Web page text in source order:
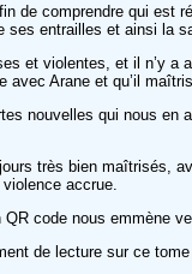
de comprendre qui est
ses entrailles et ainsi la
et violentes, et il n’y
avec Arane et qu’il
nouvelles qui nous en
très bien maîtrisés,
accrue.
code nous emmène
de lecture sur ce